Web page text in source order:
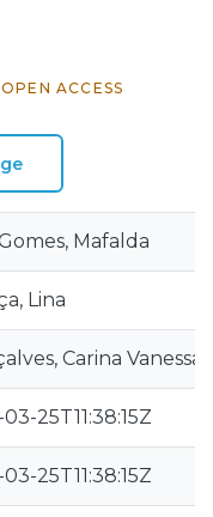
OPEN ACCESS
Mafalda
Lina
Carina
25T11:38:15Z
25T11:38:15Z